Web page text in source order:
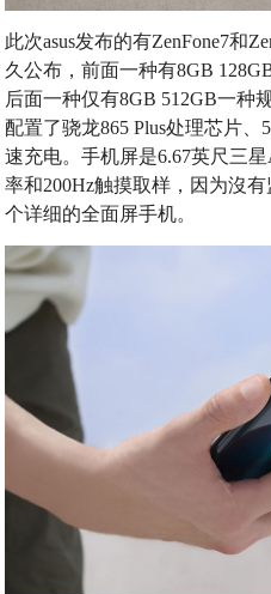
此次asus发布的有ZenFone7和
久公布，前面一种有8GB
后面一种仅有8GB 512GB一种
配置了骁龙865 Plus处理芯片
速充电。手机屏是6.67英尺三
率和200Hz触摸取样，因为沒
个详细的全面屏手机。